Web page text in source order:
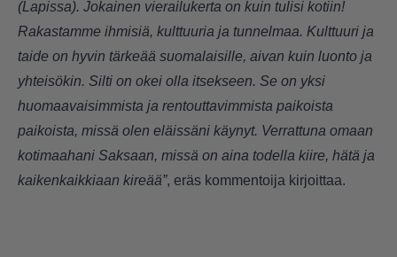
(Lapissa). Jokainen vierailukerta on kuin tulisi kotiin!
Rakastamme ihmisiä, kulttuuria ja tunnelmaa. Kulttuuri ja
taide on hyvin tärkeää suomalaisille, aivan kuin luonto ja
yhteisökin. Silti on okei olla itsekseen. Se on yksi
huomaavaisimmista ja rentouttavimmista paikoista
paikoista, missä olen eläissäni käynyt. Verrattuna omaan
kotimaahani Saksaan, missä on aina todella kiire, hätä ja
kaikenkaikkiaan kireää”, eräs kommentoija kirjoittaa.